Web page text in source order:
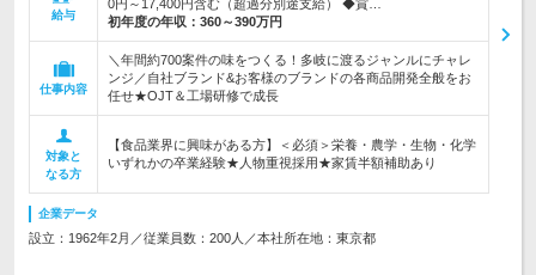
給与
0円～17,400円含む（超過分別途支給） ◆賞…
初年度の年収： 360～390万円
仕事内容
＼年間約700案件の味をつくる！多岐に渡るジャンルにチャレ
ンジ／自社ブランド&お客様のブランドの各商品開発全般をお
任せ★OJT＆工場研修で成長
対象と
なる方
【食品業界に興味がある方】＜必須＞栄養・農学・生物・化学
いずれかの卒業経験★人物重視採用★家賃半額補助あり
企業データ
設立：1962年2月／従業員数：200人／本社所在地：東京都